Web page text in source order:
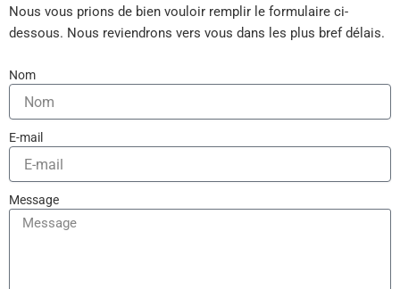
Nous vous prions de bien vouloir remplir le formulaire ci-
dessous. Nous reviendrons vers vous dans les plus bref délais.
Nom
E-mail
Message